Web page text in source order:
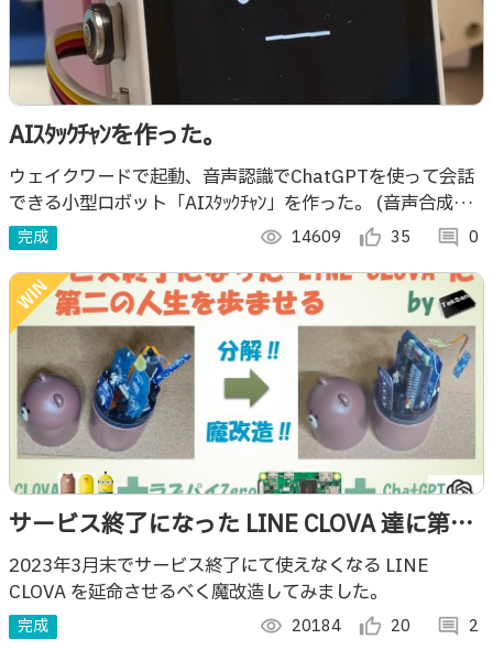
AIｽﾀｯｸﾁｬﾝを作った。
ウェイクワードで起動、音声認識でChatGPTを使って会話
できる小型ロボット「AIｽﾀｯｸﾁｬﾝ」を作った。 (音声合成に
Web版Voicevox:ずんだもんを使用しています。)
完成 visibility 14609 thumb_up_alt 35 comment 0
サービス終了になった LINE CLOVA 達に第二
の人生を歩ませる
2023年3月末でサービス終了にて使えなくなる LINE
CLOVA を延命させるべく魔改造してみました。
完成 visibility 20184 thumb_up_alt 20 comment 2